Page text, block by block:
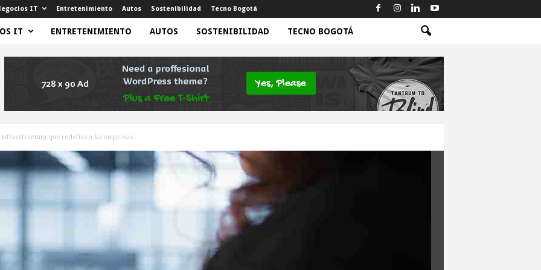
IT Entretenimiento Autos Sostenibilidad Tecno Bogotá
IT ENTRETENIMIENTO AUTOS SOSTENIBILIDAD TECNO BOGOTÁ
infraestructura que redefine a las empresas